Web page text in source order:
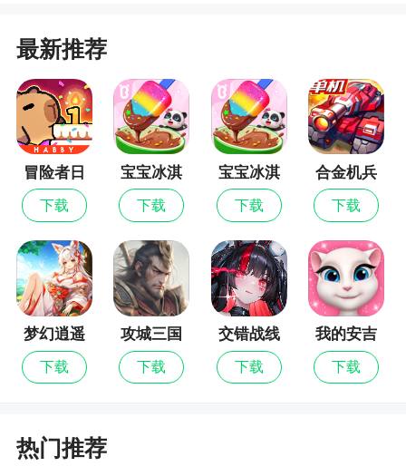
小编评价
1、全屏爆金币以及各种道具，就是这么酷炫给
力，可以让每一位玩家都能参与到捕鱼战斗中来。
完美移植的经典街机玩法，全新的捕鱼场景，极致
精美的游戏画风，让你可以尽情享受不一样的捕鱼
乐趣，共同开启全新捕鱼升级之旅
2、这里有简单的操作，免费领取金币和钻石，
还可以兑换红包，每日都有活动，你可以领取其中
免费的大奖，同时还可以兑换各种实物。你可以设
置炮台，这里可以轻松赢取话费，还有丰富的福利
活动，你可以轻松玩转捕鱼的冒险
超多金币领取，多种娱乐模式，享受精彩的捕鱼体
最新推荐
冒险者日
记
下载
宝宝冰淇
淋工厂最
新版
下载
宝宝冰淇
淋工厂
下载
合金机兵
下载
梦幻逍遥
下载
攻城三国
下载
交错战线
下载
我的安吉
拉
下载
热门推荐